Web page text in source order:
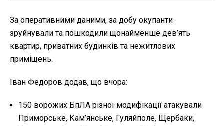
За оперативними даними, за добу окупанти
зруйнували та пошкодили щонайменше дев’ять
квартир, приватних будинків та нежитлових
приміщень.
Іван Федоров додав, що вчора:
150 ворожих БпЛА різної модифікації атакували
Приморське, Кам’янське, Гуляйполе, Щербаки,